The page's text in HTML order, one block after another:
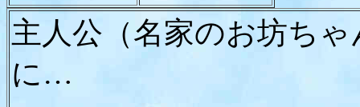
主人公（名家のお坊ち
に…